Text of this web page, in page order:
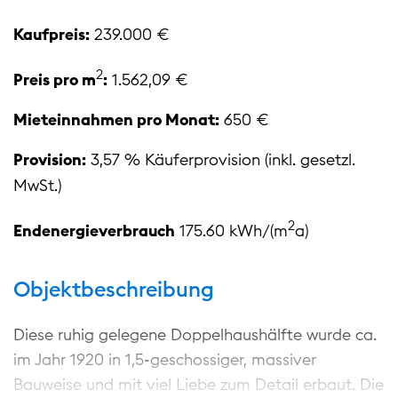
Kaufpreis: 239.000 €
Preis pro m2: 1.562,09 €
Mieteinnahmen pro Monat: 650 €
Provision: 3,57 % Käuferprovision (inkl. gesetzl.
MwSt.)
Endenergieverbrauch 175.60 kWh/(m2a)
Objektbeschreibung
Diese ruhig gelegene Doppelhaushälfte wurde ca.
im Jahr 1920 in 1,5-geschossiger, massiver
Bauweise und mit viel Liebe zum Detail erbaut. Die